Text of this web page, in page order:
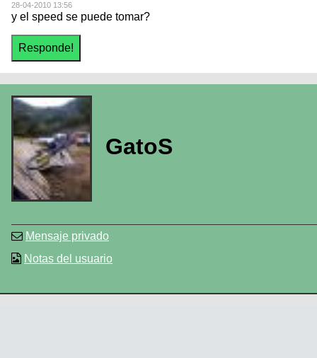
28-04-2010 13:56
y el speed se puede tomar?
GatoS
Mensaje privado
Notas del usuario